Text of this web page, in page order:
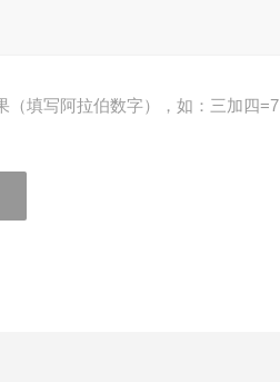
（填写阿拉伯数字），如：三加四=7